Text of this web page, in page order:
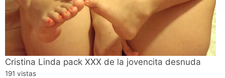
Cristina Linda pack XXX de la jovencita desnuda
191 vistas